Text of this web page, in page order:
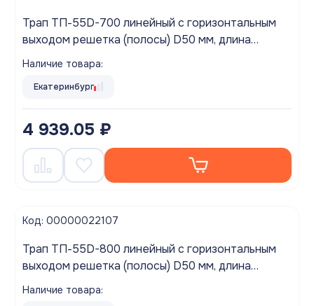
Трап ТП-55D-700 линейный с горизонтальным
выходом решетка (полосы) D50 мм, длина
желоба 700мм
Наличие товара:
Екатеринбург
4 939.05 ₽
Код: 00000022107
Трап ТП-55D-800 линейный с горизонтальным
выходом решетка (полосы) D50 мм, длина
желоба 800мм
Наличие товара: